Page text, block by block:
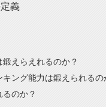
義
えらえれるのか？
ング能力は鍛えられるの
のか？